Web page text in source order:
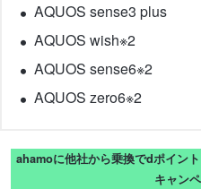
AQUOS sense3 plus
AQUOS wish※2
AQUOS sense6※2
AQUOS zero6※2
ahamoに他社から乗換でdポイン
キャン